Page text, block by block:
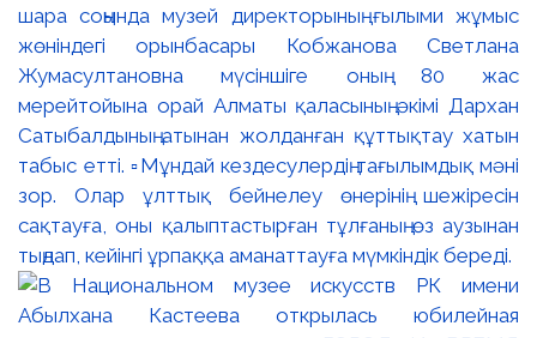
шара соңында музей директорының ғылыми жұмыс
жөніндегі орынбасары Кобжанова Светлана
Жумасултановна мүсіншіге оның 80 жас
мерейтойына орай Алматы қаласының әкімі Дархан
Сатыбалдының атынан жолданған құттықтау хатын
табыс етті. ▫️Мұндай кездесулердің тағылымдық мәні
зор. Олар ұлттық бейнелеу өнерінің шежіресін
сақтауға, оны қалыптастырған тұлғаның өз аузынан
тыңдап, кейінгі ұрпаққа аманаттауға мүмкіндік береді.